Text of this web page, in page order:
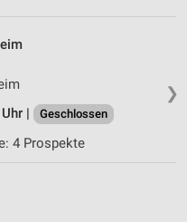
❯
|
Geschlossen
4 Prospekte